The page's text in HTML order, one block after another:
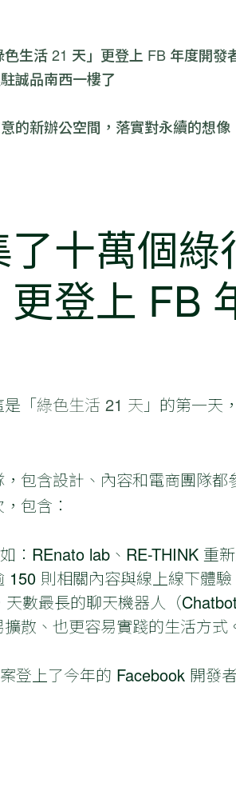
生活 21 天」更登上 FB 年度開發
誠品南西一樓了
的新辦公空間，落實對永續的想像
十萬個綠
更登上 FB
是「綠色生活 21 天 」的第一天
包含設計、內容和電商團隊都
包含：
：REnato lab、RE-THINK 重
則相關內容與線上線下體驗
數最長的聊天機器人（
散、也更容易實踐的生活方式
登上了今年的 Facebook 開發